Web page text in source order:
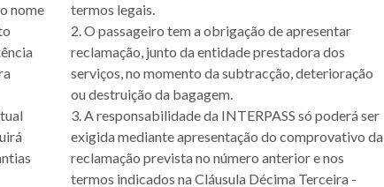
nome
termos legais.
2. O passageiro tem a obrigação de apresentar
reclamação, junto da entidade prestadora dos
serviços, no momento da subtracção, deterioração
ou destruição da bagagem.
3. A responsabilidade da INTERPASS só poderá ser
exigida mediante apresentação do comprovativo da
reclamação prevista no número anterior e nos
termos indicados na Cláusula Décima Terceira -